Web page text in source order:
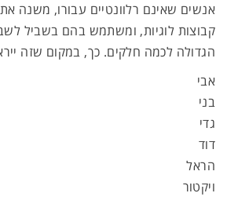
אנשים שאינם רלוונטיים עבורו, משנה
קבוצות לוגיות, ומשתמש בהם בשביל
הגדולה לכמה חלקים. כך, במקום שזה
אבי
בני
גדי
דוד
הראל
ויקטור